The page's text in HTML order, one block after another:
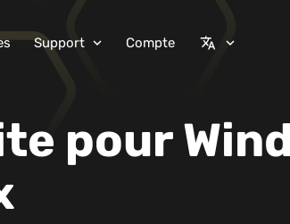
Support expand_more Compte translate expand_more
pour